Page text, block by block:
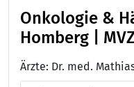
Onkologie &
Homberg |